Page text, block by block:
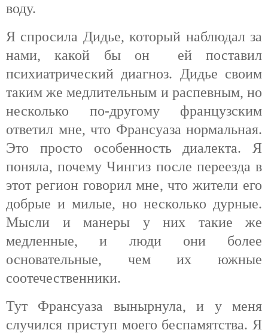
воду.
Я спросила Дидье, который наблюдал за
нами, какой бы он ей поставил
психиатрический диагноз. Дидье своим
таким же медлительным и распевным, но
несколько по-другому французским
ответил мне, что Франсуаза нормальная.
Это просто особенность диалекта. Я
поняла, почему Чингиз после переезда в
этот регион говорил мне, что жители его
добрые и милые, но несколько дурные.
Мысли и манеры у них такие же
медленные, и люди они более
основательные, чем их южные
соотечественники.
Тут Франсуаза вынырнула, и у меня
случился приступ моего беспамятства. Я